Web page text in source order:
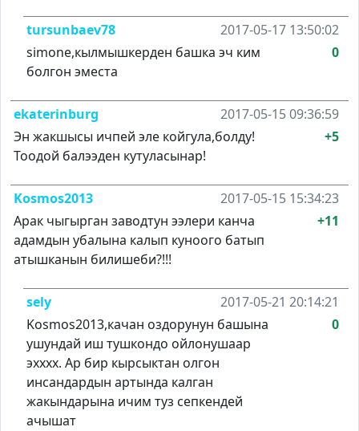
tursunbaev78
2017-05-17 13:50:02
simone,кылмышкерден башка эч ким
болгон эместа
0
ekaterinburg
2017-05-15 09:36:59
Эн жакшысы ичпей эле койгула,болду!
Тоодой балээден кутуласынар!
+5
Kosmos2013
2017-05-15 15:34:23
Арак чыгырган заводтун ээлери канча
адамдын убалына калып куноого батып
атышканын билишеби?!!!
+11
sely
2017-05-21 20:14:21
Kosmos2013,качан оздорунун башына
ушундай иш тушкондо ойлонушаар
эхххх. Ар бир кырсыктан олгон
инсандардын артында калган
жакындарына ичим туз сепкендей
ачышат
0